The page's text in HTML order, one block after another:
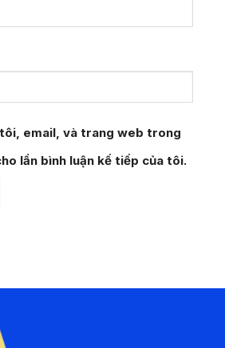
email, và trang web trong
lần bình luận kế tiếp của tôi.